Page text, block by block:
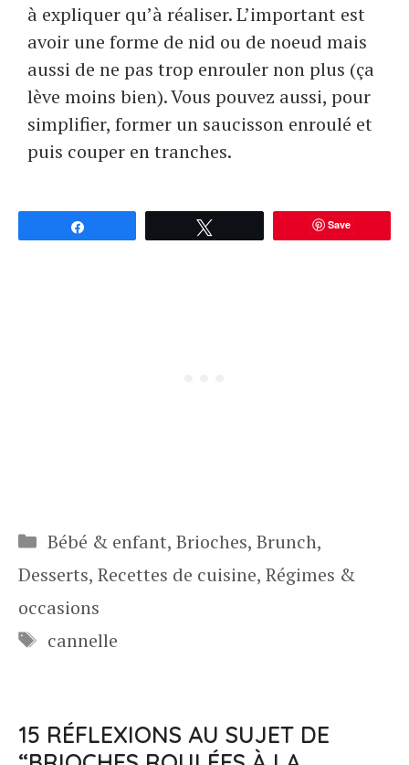
à expliquer qu’à réaliser. L’important est
avoir une forme de nid ou de noeud mais
aussi de ne pas trop enrouler non plus (ça
lève moins bien). Vous pouvez aussi, pour
simplifier, former un saucisson enroulé et
puis couper en tranches.
Save
Catégories
Bébé & enfant, Brioches, Brunch,
Desserts, Recettes de cuisine, Régimes &
occasions
Étiquettes
cannelle
15 RÉFLEXIONS AU SUJET DE